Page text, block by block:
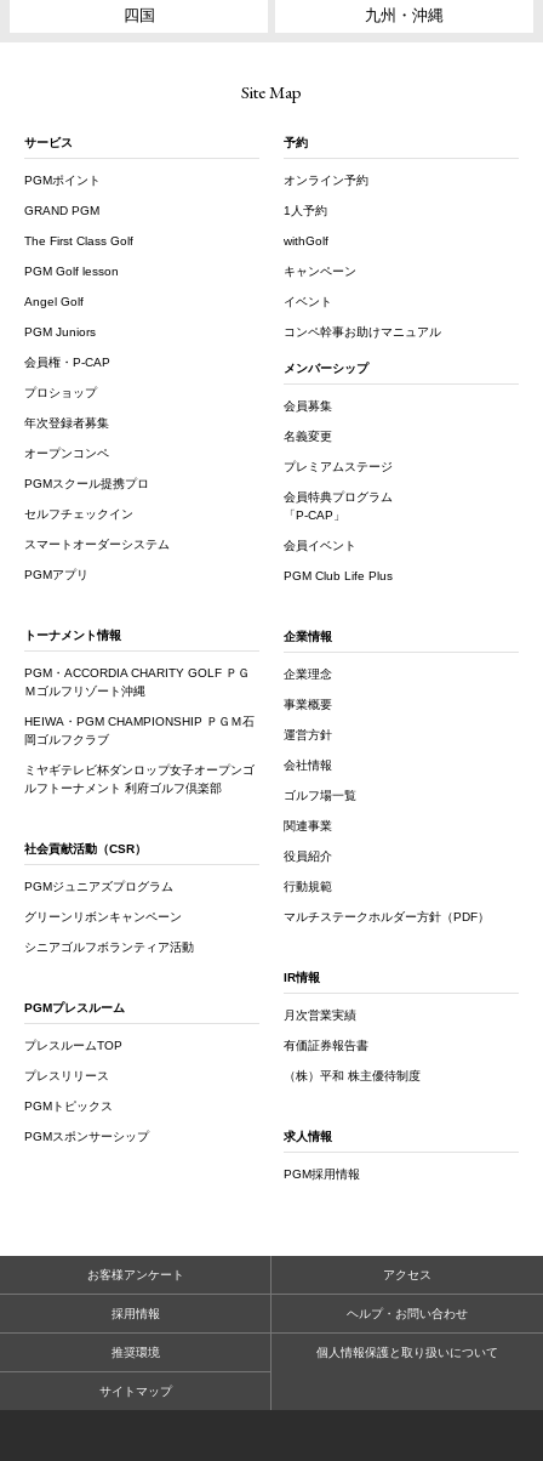
四国 九州・沖縄
Site Map
サービス
PGMポイント
GRAND PGM
The First Class Golf
PGM Golf lesson
Angel Golf
PGM Juniors
会員権・P-CAP
プロショップ
年次登録者募集
オープンコンペ
PGMスクール提携プロ
セルフチェックイン
スマートオーダーシステム
PGMアプリ
予約
オンライン予約
1人予約
withGolf
キャンペーン
イベント
コンペ幹事お助けマニュアル
メンバーシップ
会員募集
名義変更
プレミアムステージ
会員特典プログラム
「P-CAP」
会員イベント
PGM Club Life Plus
トーナメント情報
PGM・ACCORDIA CHARITY GOLF ＰＧ
Ｍゴルフリゾート沖縄
HEIWA・PGM CHAMPIONSHIP ＰＧＭ石
岡ゴルフクラブ
ミヤギテレビ杯ダンロップ女子オープンゴ
ルフトーナメント 利府ゴルフ倶楽部
企業情報
企業理念
事業概要
運営方針
会社情報
ゴルフ場一覧
関連事業
役員紹介
行動規範
マルチステークホルダー方針（PDF）
社会貢献活動（CSR）
PGMジュニアズプログラム
グリーンリボンキャンペーン
シニアゴルフボランティア活動
IR情報
月次営業実績
有価証券報告書
（株）平和 株主優待制度
PGMプレスルーム
プレスルームTOP
プレスリリース
PGMトピックス
PGMスポンサーシップ 求人情報
PGM採用情報
お客様アンケート アクセス
採用情報 ヘルプ・お問い合わせ
推奨環境 個人情報保護と取り扱いについて
サイトマップ